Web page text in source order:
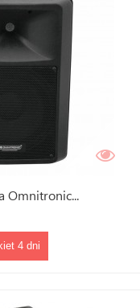
Omnitronic...
4 dni